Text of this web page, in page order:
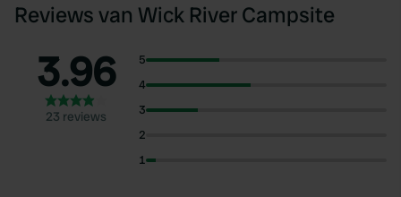
Reviews van Wick River Campsite
3.96
23 reviews
5
4
3
2
1